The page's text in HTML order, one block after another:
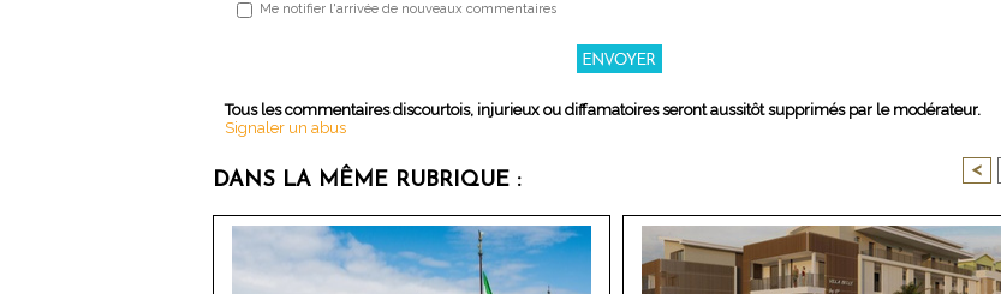
Me notifier l'arrivée de nouveaux commentaires
Tous les commentaires discourtois, injurieux ou diffamatoires seront aussitôt supprimés par le modérateur.
Signaler un abus
DANS LA MÊME RUBRIQUE : <